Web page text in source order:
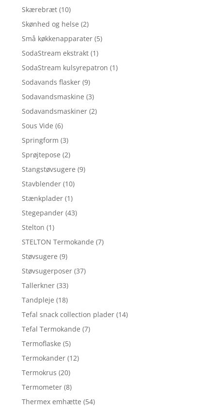
Skærebræt (10)
Skønhed og helse (2)
Små køkkenapparater (5)
SodaStream ekstrakt (1)
SodaStream kulsyrepatron (1)
Sodavands flasker (9)
Sodavandsmaskine (3)
Sodavandsmaskiner (2)
Sous Vide (6)
Springform (3)
Sprøjtepose (2)
Stangstøvsugere (9)
Stavblender (10)
Stænkplader (1)
Stegepander (43)
Stelton (1)
STELTON Termokande (7)
Støvsugere (9)
Støvsugerposer (37)
Tallerkner (33)
Tandpleje (18)
Tefal snack collection plader (14)
Tefal Termokande (7)
Termoflaske (5)
Termokander (12)
Termokrus (20)
Termometer (8)
Thermex emhætte (54)